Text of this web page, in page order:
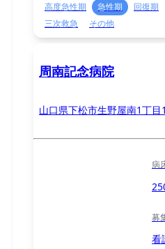
高度急性期 急性期 回復期
三次救急
その他
周南記念病院
山口県下松市生野屋南1丁目
病
募
看